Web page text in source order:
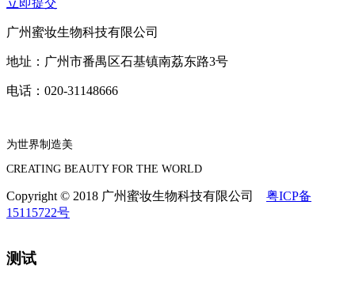
广州蜜妆生物科技有限公司
地址：广州市番禺区石基镇南荔东路3号
电话：020-31148666
为世界制造美
CREATING BEAUTY FOR THE WORLD
Copyright © 2018 广州蜜妆生物科技有限公司 粤ICP备
15115722号
测试